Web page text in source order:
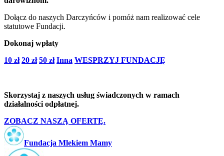
Dołącz do naszych Darczyńców i pomóż nam realizować cele
statutowe Fundacji.
Dokonaj wpłaty
10 zł 20 zł 50 zł Inna WESPRZYJ FUNDACJĘ
Skorzystaj z naszych usług świadczonych w ramach
działalności odpłatnej.
ZOBACZ NASZĄ OFERTĘ.
Fundacja Mlekiem Mamy